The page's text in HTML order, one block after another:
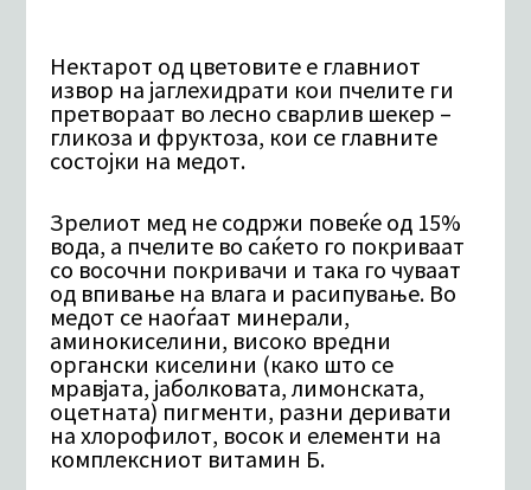
Нектарот од цветовите е главниот
извор на јаглехидрати кои пчелите ги
претвoраат во лесно сварлив шекер –
гликоза и фруктоза, кои се главните
состојки на медот.
Зрелиот мед не содржи повеќе од 15%
вода, а пчелите во саќето го покриваат
со восочни покривачи и така го чуваат
од впивање на влага и расипување. Во
медот се наоѓаат минерали,
аминокиселини, високо вредни
органски киселини (како што се
мравјата, јаболковата, лимонската,
оцетната) пигменти, разни деривати
на хлорофилот, восок и елементи на
комплексниот витамин Б.